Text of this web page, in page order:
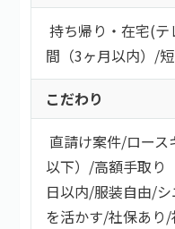
持ち帰り・在宅(テ
間（3ヶ月以内） /
こだわり
直請け案件/ロース
以下） /高額手取り
日以内/服装自由/シ
を活かす/社保あり/